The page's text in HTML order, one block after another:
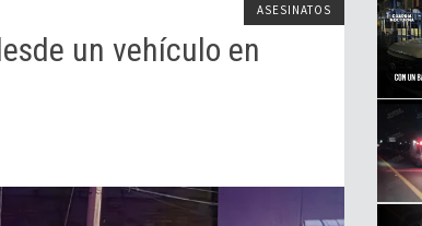
ASESINATOS
un vehículo en